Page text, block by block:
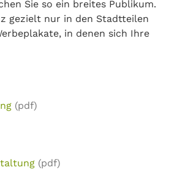
Sie so ein breites Publikum.
gezielt nur in den Stadtteilen
in denen sich Ihre
(pdf)
(pdf)